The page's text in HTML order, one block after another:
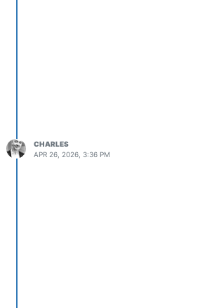
CHARLES
APR 26, 2026, 3:36 PM